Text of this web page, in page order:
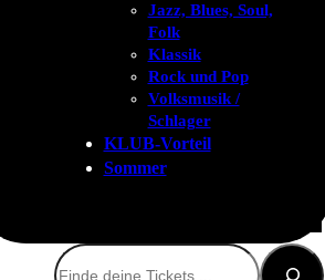
Jazz, Blues, Soul,
Folk
Klassik
Rock und Pop
Volksmusik /
Schlager
KLUB-Vorteil
Sommer
Suchen